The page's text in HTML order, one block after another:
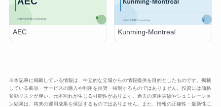
AEC Kunming-Montreal
※本記事に掲載している情報は、中立的な立場からの情報提供を目的としたものです。掲載
している商品・サービスの購入や利用を推奨・強制するものではありません。投資には価格
変動リスクが伴い、元本割れが生じる可能性があります。過去の運用実績やシュミレーショ
ン結果は、将来の運用成果を保証するものではありません。また、情報の正確性・最新性に